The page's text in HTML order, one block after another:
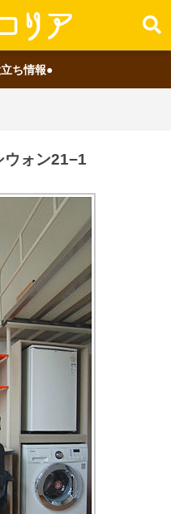
ち情報●
ウォン21−1